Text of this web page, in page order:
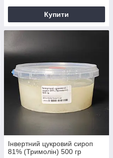
Купити
Інвертний цукровий сироп
81% (Тримолін) 500 гр